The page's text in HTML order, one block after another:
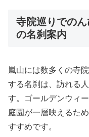
寺院巡りでの
の名刹案内
嵐山には数多くの寺
する名刹は、訪れる
す。ゴールデンウィ
庭園が一層映えるた
すすめです。